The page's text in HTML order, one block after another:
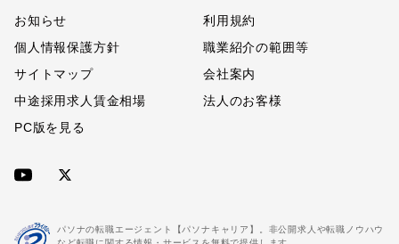
お知らせ
利用規約
個人情報保護方針
職業紹介の範囲等
サイトマップ
会社案内
中途採用求人賃金相場
法人のお客様
PC版を見る
パソナの転職エージェント【パソナキャリア】。非公開求人や転職ノウハウ